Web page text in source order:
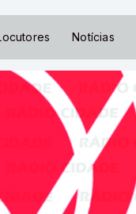
Notícias